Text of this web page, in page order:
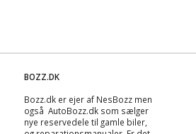
BOZZ.DK
Bozz.dk er ejer af NesBozz men
også AutoBozz.dk som sælger
nye reservedele til gamle biler,